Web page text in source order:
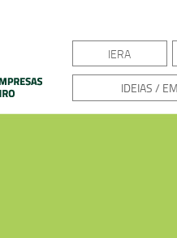
IERA
IDEIAS /